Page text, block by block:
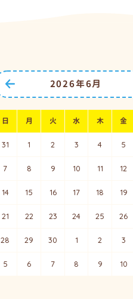
2026年6月
日 月 火 水 木 金
31 1 2 3 4 5
7 8 9 10 11 12
14 15 16 17 18 19
21 22 23 24 25 26
28 29 30 1 2 3
5 6 7 8 9 10